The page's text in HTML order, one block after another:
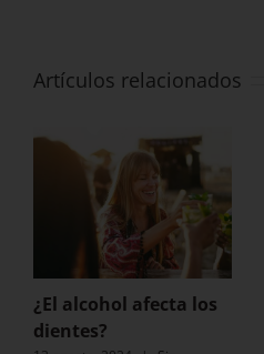
Artículos relacionados
¿El alcohol afecta los
dientes?